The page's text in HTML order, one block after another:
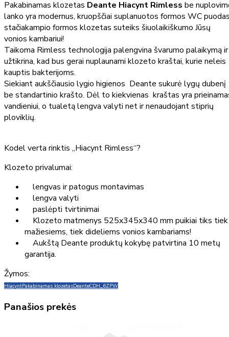
Pakabinamas klozetas Deante Hiacynt Rimless be
lanko yra modernus, kruopščiai suplanuotos formos WC
stačiakampio formos klozetas suteiks šiuolaikiškumo Jūsų
vonios kambariui!
Taikoma Rimless technologija palengvina švarumo palaikymą ir
užtikrina, kad bus gerai nuplaunami klozeto kraštai, kurie neleis
kauptis bakterijoms.
Siekiant aukščiausio lygio higienos Deante sukurė lygų dubenį
be standartinio krašto. Dėl to kiekvienas kraštas yra
vandieniui, o tualetą lengva valyti net ir nenaudojant stiprių
ploviklių.
Kodel verta rinktis „Hiacynt Rimless“?
Klozeto privalumai:
lengvas ir patogus montavimas
lengva valyti
paslėpti tvirtinimai
Klozeto matmenys 525x345x340 mm puikiai tiks tiek
mažiesiems, tiek dideliems vonios kambariams!
Aukštą Deante produktų kokybę patvirtina 10 metų
garantija.
Žymos:
HiacyntPakabinamas klozetasDeanteCDH_6ZPW
Panašios prekės